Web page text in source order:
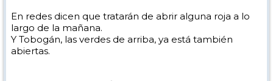
En redes dicen que tratarán de abrir alguna roja a lo
largo de la mañana.
Y Tobogán, las verdes de arriba, ya está también
abiertas.